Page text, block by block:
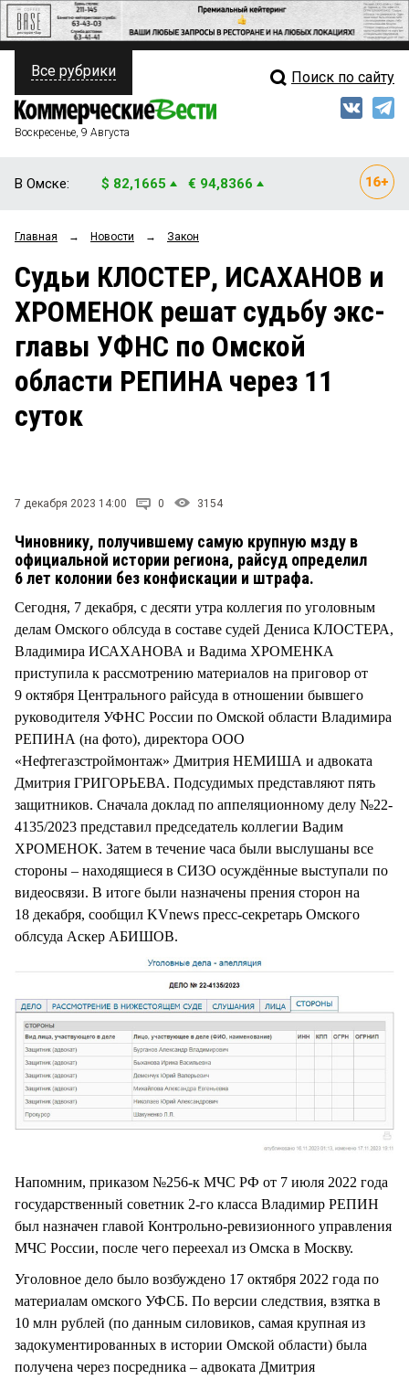
ПОЛИТИКА
ФИНАНСЫ
ОБЩЕСТВО
ЗАКОН
НОВОСТИ КОМПАНИЙ
ПРОИСШЕСТВИЯ
СТИЛЬ ЖИЗНИ
Свежий выпуск
Рейтинги
Блоги
Архив
Все рубрики Поиск по сайту
Воскресенье, 9 Августа
В Омске: $ 82,1665 € 94,8366
Главная → Новости → Закон
Судьи КЛОСТЕР, ИСАХАНОВ и
ХРОМЕНОК решат судьбу экс-
главы УФНС по Омской
области РЕПИНА через 11
суток
7 декабря 2023 14:00 0 3154
Чиновнику, получившему самую крупную мзду в
официальной истории региона, райсуд определил
6 лет колонии без конфискации и штрафа.
Сегодня, 7 декабря, с десяти утра коллегия по уголовным
делам Омского облсуда в составе судей Дениса КЛОСТЕРА,
Владимира ИСАХАНОВА и Вадима ХРОМЕНКА
приступила к рассмотрению материалов на приговор от
9 октября Центрального райсуда в отношении бывшего
руководителя УФНС России по Омской области Владимира
РЕПИНА (на фото), директора ООО
«Нефтегазстроймонтаж» Дмитрия НЕМИША и адвоката
Дмитрия ГРИГОРЬЕВА. Подсудимых представляют пять
защитников. Сначала доклад по аппеляционному делу №22-
4135/2023 представил председатель коллегии Вадим
ХРОМЕНОК. Затем в течение часа были выслушаны все
стороны – находящиеся в СИЗО осуждённые выступали по
видеосвязи. В итоге были назначены прения сторон на
18 декабря, сообщил KVnews пресс-секретарь Омского
облсуда Аскер АБИШОВ.
Напомним, приказом №256-к МЧС РФ от 7 июля 2022 года
государственный советник 2-го класса Владимир РЕПИН
был назначен главой Контрольно-ревизионного управления
МЧС России, после чего переехал из Омска в Москву.
Уголовное дело было возбуждено 17 октября 2022 года по
материалам омского УФСБ. По версии следствия, взятка в
10 млн рублей (по данным силовиков, самая крупная из
задокументированных в истории Омской области) была
получена через посредника – адвоката Дмитрия